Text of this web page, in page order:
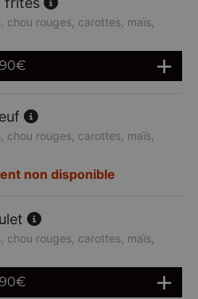
chou rouges, carottes, maïs,
€
chou rouges, carottes, maïs,
non disponible
chou rouges, carottes, maïs,
€